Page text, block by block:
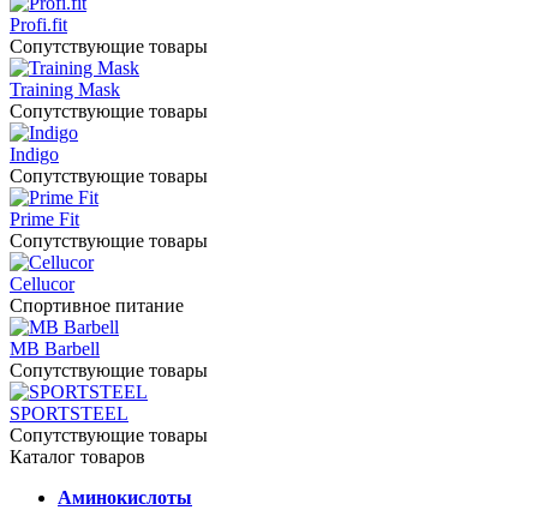
Profi.fit
Сопутствующие товары
Training Mask
Сопутствующие товары
Indigo
Сопутствующие товары
Prime Fit
Сопутствующие товары
Cellucor
Спортивное питание
MB Barbell
Сопутствующие товары
SPORTSTEEL
Сопутствующие товары
Каталог товаров
Аминокислоты